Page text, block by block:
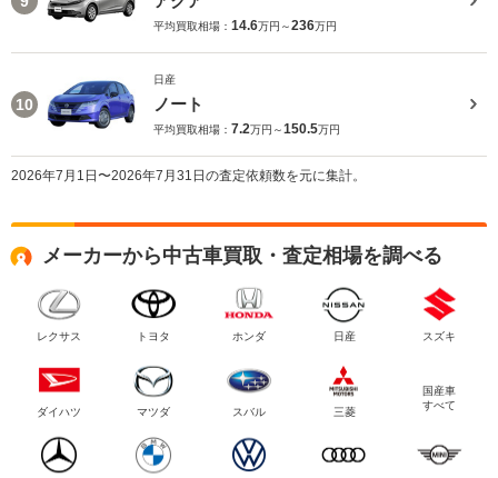
平均買取相場： 14.6万円～236万円
10
日産
ノート
平均買取相場： 7.2万円～150.5万円
2026年7月1日〜2026年7月31日の査定依頼数を元に集計。
メーカーから中古車買取・査定相場を調べる
レクサス トヨタ ホンダ 日産 スズキ
ダイハツ マツダ スバル 三菱
国産車
すべて